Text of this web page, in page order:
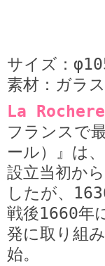
サイズ：
素材：ガラ
La Rochere
フランスで
ール）』は
設立当初か
したが、
戦後1660年
発に取り組
始。